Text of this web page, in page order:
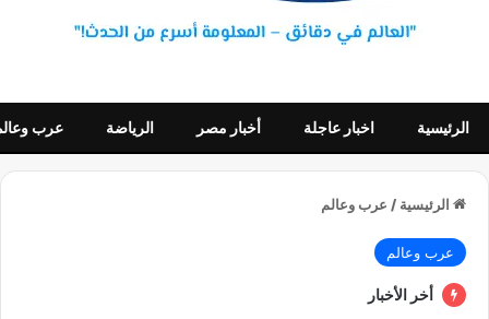
الرئيسية اخبار عاجلة أخبار مصر الرياضة عرب
الرئيسية / عرب وعالم
عرب وعالم
أخر الأخبار